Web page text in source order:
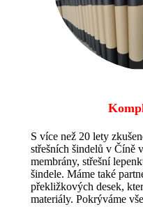
S více než 20 lety
střešních šindelů v Číně
membrány, střešní
šindele. Máme také
překližkových desek,
materiály. Pokrýváme